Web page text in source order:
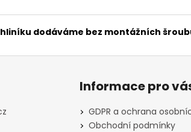
hliníku dodáváme bez montážních
Informace pro
GDPR a ochrana
Obchodní podmínky